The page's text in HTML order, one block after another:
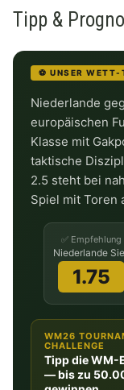
Tipp &
⚽ UNSER
Niederlande
europäischen
Klasse mit
taktische
2.5 steht bei
Spiel mit Toren
✅ Empfehlung
Niederlande
1.75
WM26
CHALLENGE
Tipp die WM-
— bis zu